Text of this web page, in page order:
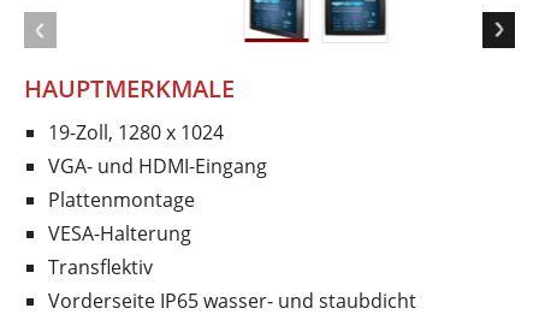
HAUPTMERKMALE
19-Zoll, 1280 x 1024
VGA- und HDMI-Eingang
Plattenmontage
VESA-Halterung
Transflektiv
Vorderseite IP65 wasser- und staubdicht